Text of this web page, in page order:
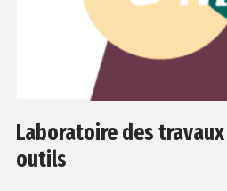
Laboratoire des
outils